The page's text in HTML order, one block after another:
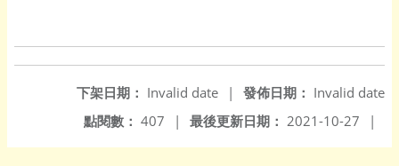
發佈日期： Invalid date
下架日期： Invalid date
|
最後更新日期： 2021-10-27 |
點閱數： 407 |